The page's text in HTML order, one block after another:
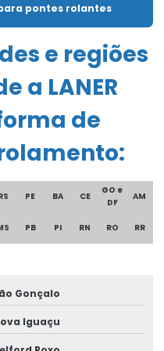
Para Elevação
Industrial
De Talhas
brasil
de ponte rolante
pontes rolantes
e regiões
a LANER
de
PE BA CE
GO e
DF
AM
PB PI RN RO RR
Gonçalo
Iguaçu